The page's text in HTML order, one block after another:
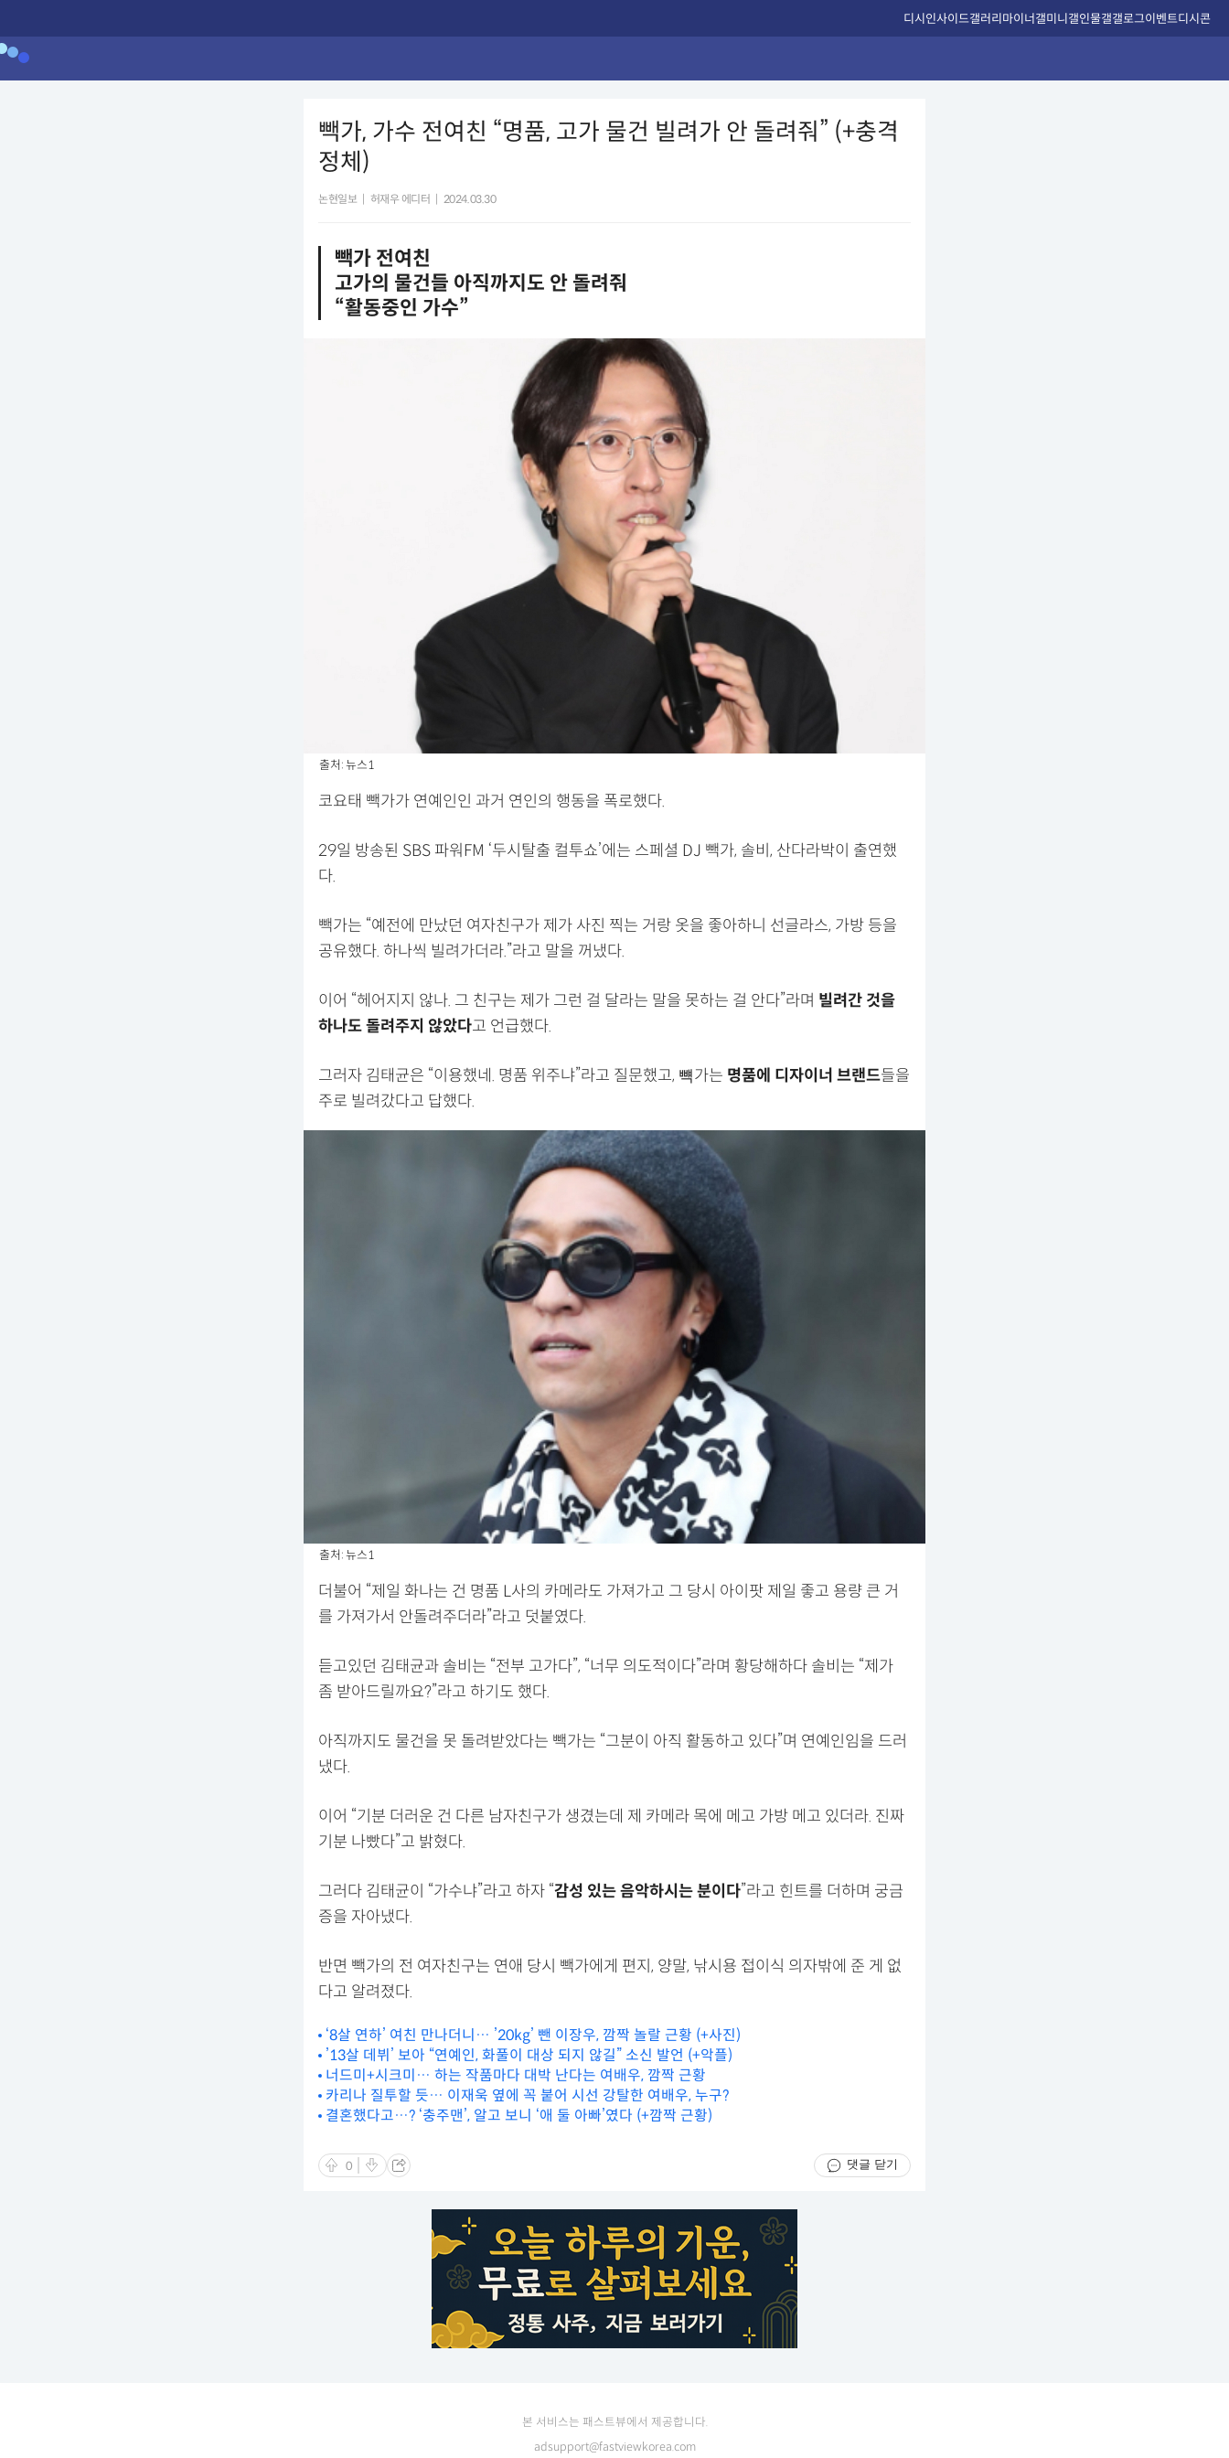
디시인사이드갤러리마이너갤미니갤인물갤갤로그이벤트디시콘
빽가, 가수 전여친 “명품, 고가 물건 빌려가 안 돌려줘” (+충격
정체)
논현일보 허재우 에디터 2024.03.30
빽가 전여친
고가의 물건들 아직까지도 안 돌려줘
“활동중인 가수”
출처: 뉴스1
코요태 빽가가 연예인인 과거 연인의 행동을 폭로했다.
29일 방송된 SBS 파워FM ‘두시탈출 컬투쇼’에는 스페셜 DJ 빽가, 솔비, 산다라박이 출연했
다.
빽가는 “예전에 만났던 여자친구가 제가 사진 찍는 거랑 옷을 좋아하니 선글라스, 가방 등을
공유했다. 하나씩 빌려가더라.”라고 말을 꺼냈다.
이어 “헤어지지 않나. 그 친구는 제가 그런 걸 달라는 말을 못하는 걸 안다”라며 빌려간 것을
하나도 돌려주지 않았다고 언급했다.
그러자 김태균은 “이용했네. 명품 위주냐”라고 질문했고, 뺵가는 명품에 디자이너 브랜드들을
주로 빌려갔다고 답했다.
출처: 뉴스1
더불어 “제일 화나는 건 명품 L사의 카메라도 가져가고 그 당시 아이팟 제일 좋고 용량 큰 거
를 가져가서 안돌려주더라”라고 덧붙였다.
듣고있던 김태균과 솔비는 “전부 고가다”, “너무 의도적이다”라며 황당해하다 솔비는 “제가
좀 받아드릴까요?”라고 하기도 했다.
아직까지도 물건을 못 돌려받았다는 빽가는 “그분이 아직 활동하고 있다”며 연예인임을 드러
냈다.
이어 “기분 더러운 건 다른 남자친구가 생겼는데 제 카메라 목에 메고 가방 메고 있더라. 진짜
기분 나빴다”고 밝혔다.
그러다 김태균이 “가수냐”라고 하자 “감성 있는 음악하시는 분이다”라고 힌트를 더하며 궁금
증을 자아냈다.
반면 빽가의 전 여자친구는 연애 당시 빽가에게 편지, 양말, 낚시용 접이식 의자밖에 준 게 없
다고 알려졌다.
‘8살 연하’ 여친 만나더니… ’20kg’ 뺀 이장우, 깜짝 놀랄 근황 (+사진)
’13살 데뷔’ 보아 “연예인, 화풀이 대상 되지 않길” 소신 발언 (+악플)
너드미+시크미… 하는 작품마다 대박 난다는 여배우, 깜짝 근황
카리나 질투할 듯… 이재욱 옆에 꼭 붙어 시선 강탈한 여배우, 누구?
결혼했다고…? ‘충주맨’, 알고 보니 ‘애 둘 아빠’였다 (+깜짝 근황)
0 댓글 닫기
본 서비스는 패스트뷰에서 제공합니다.
adsupport@fastviewkorea.com